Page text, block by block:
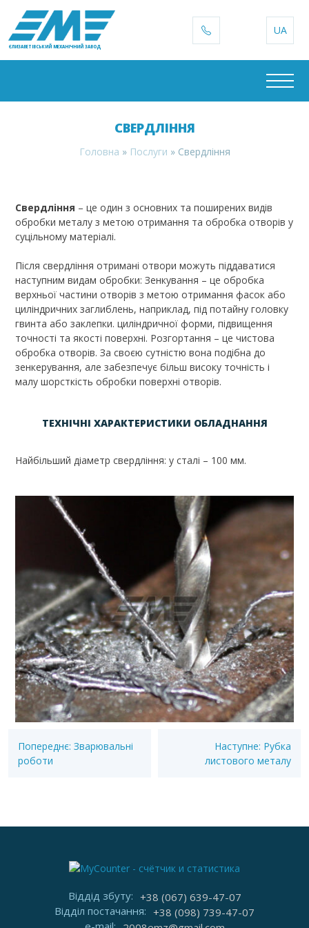
ЄЛИЗАВЕТІВСЬКИЙ МЕХАНІЧНИЙ ЗАВОД
UA
СВЕРДЛІННЯ
Головна » Послуги » Свердління
Свердління – це один з основних та поширених видів
обробки металу з метою отримання та обробка отворів у
суцільному матеріалі.
Після свердління отримані отвори можуть піддаватися
наступним видам обробки: Зенкування – це обробка
верхньої частини отворів з метою отримання фасок або
циліндричних заглиблень, наприклад, під потайну головку
гвинта або заклепки. циліндричної форми, підвищення
точності та якості поверхні. Розгортання – це чистова
обробка отворів. За своєю сутністю вона подібна до
зенкерування, але забезпечує більш високу точність і
малу шорсткість обробки поверхні отворів.
ТЕХНІЧНІ ХАРАКТЕРИСТИКИ ОБЛАДНАННЯ
Найбільший діаметр свердління: у сталі – 100 мм.
Попереднє: Зварювальні
роботи
Наступне: Рубка
листового металу
Віддід збуту: +38 (067) 639-47-07
Відділ постачання: +38 (098) 739-47-07